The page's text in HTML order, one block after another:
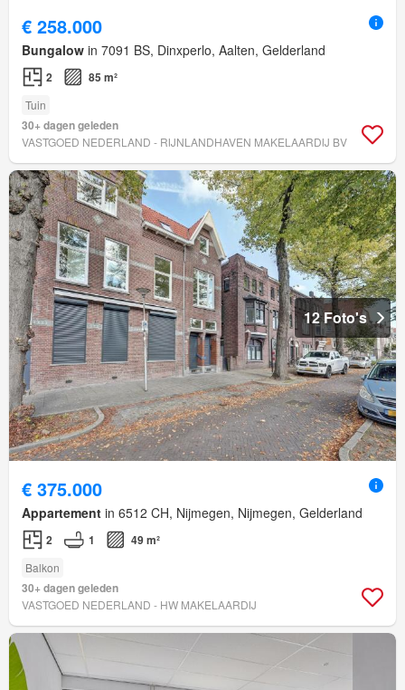
€ 258.000
Bungalow in 7091 BS, Dinxperlo, Aalten, Gelderland
2 85 m²
Tuin
30+ dagen geleden
VASTGOED NEDERLAND - RIJNLANDHAVEN MAKELAARDIJ BV
12 Foto's
€ 375.000
Appartement in 6512 CH, Nijmegen, Nijmegen, Gelderland
2 1 49 m²
Balkon
30+ dagen geleden
VASTGOED NEDERLAND - HW MAKELAARDIJ